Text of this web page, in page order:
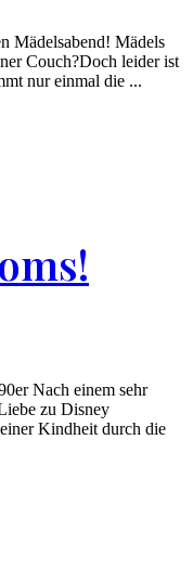
Mädelsabend! Mädels
Couch?Doch leider ist
nur einmal die ...
Nach einem sehr
zu Disney
Kindheit durch die